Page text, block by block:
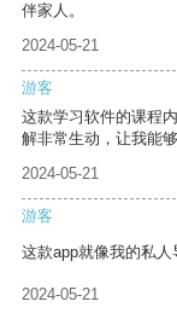
伴家人。
2024-05-21
游客
这款学习软件的课程
解非常生动，让我能
2024-05-21
游客
这款app就像我的私人
2024-05-21